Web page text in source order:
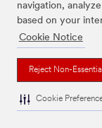
navigation,
based on your
Cookie Notice
Reject Non-
Cookie